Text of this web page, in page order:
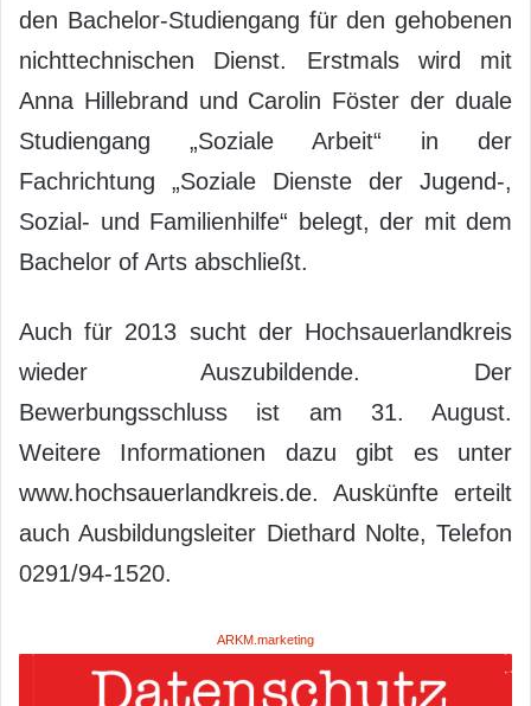
den Bachelor-Studiengang für den gehobenen
nichttechnischen Dienst. Erstmals wird mit
Anna Hillebrand und Carolin Föster der duale
Studiengang „Soziale Arbeit“ in der
Fachrichtung „Soziale Dienste der Jugend-,
Sozial- und Familienhilfe“ belegt, der mit dem
Bachelor of Arts abschließt.
Auch für 2013 sucht der Hochsauerlandkreis
wieder Auszubildende. Der
Bewerbungsschluss ist am 31. August.
Weitere Informationen dazu gibt es unter
www.hochsauerlandkreis.de. Auskünfte erteilt
auch Ausbildungsleiter Diethard Nolte, Telefon
0291/94-1520.
ARKM.marketing